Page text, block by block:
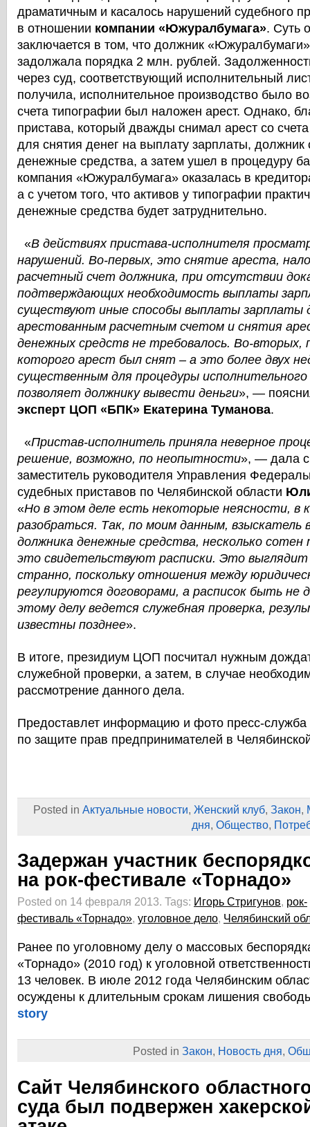
драматичным и касалось нарушений судебного
в отношении компании «Южуралбумага». Суть
заключается в том, что должник
задолжала порядка 2 млн. рублей.
через суд, соответствующий исполнительный
получила, исполнительное производство было
счета типографии был наложен арест. Однако,
пристава, который дважды снимал арест со
для снятия денег на выплату зарплаты, должник
денежные средства, а затем ушел в процедуру
компания «Южуралбумага» оказалась в
а с учетом того, что активов у типографии
денежные средства будет затруднительно.
«В действиях пристава-исполнителя
нарушений. Во-первых, это снятие ареста,
расчетный счет должника, при отсутствии
подтверждающих необходимость выплаты
существуют иные способы выплаты зарплаты
арестованным расчетным счетом и снятия
денежных средств не требовалось. Во-вторых,
которого арест был снят – а это более двух
существенным для процедуры исполнительного
позволяет должнику вывести деньги», —
эксперт ЦОП «БПК» Екатерина Туманова.
«Пристав-исполнитель приняла неверное
решение, возможно, по неопытности», — дала
заместитель руководителя Управления
судебных приставов по Челябинской области
«Но в этом деле есть некоторые неясности, в
разобраться. Так, по моим данным, взыскатель
должника денежные средства, несколько сотен
это свидетельствуют расписки. Это
странно, поскольку отношения между
регулируются договорами, а расписок быть не
этому делу ведется служебная проверка,
известны позднее».
В итоге, президиум ЦОП посчитал нужным
служебной проверки, а затем, в случае
рассмотрение данного дела.
Предоставлет информацию и фото пресс-служба
по защите прав предпринимателей в
Posted in Актуальные новости Женский клуб Закон
дня Общество
Задержан участник
на рок-фестивале «Торнадо»
Posted on 14 февраля 2013. Tags: Игорь Стригунов, рок-
фестиваль «Торнадо», уголовное дело, Челябинский
Ранее по уголовному делу о массовых
«Торнадо» (2010 год) к уголовной
13 человек. В июле 2012 года Челябинским
осуждены к длительным срокам лишения
story
Posted in Закон, Новость дня,
Сайт Челябинского
суда был подвержен